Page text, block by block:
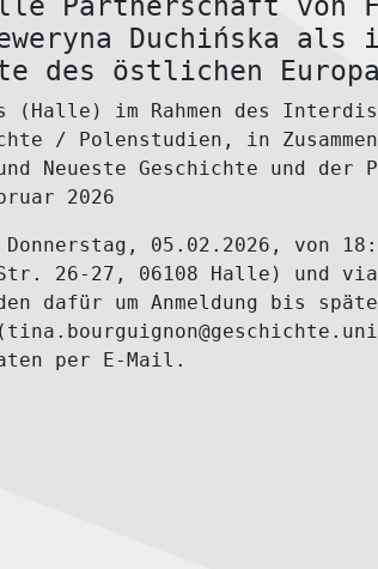
Duchińska
des östlichen
(Halle) im Rahmen des
/ Polenstudien, in
Neueste Geschichte und der
2026
Donnerstag, 05.02.2026 , von
26-27, 06108 Halle) und via
dafür um Anmeldung bis
per E-Mail.